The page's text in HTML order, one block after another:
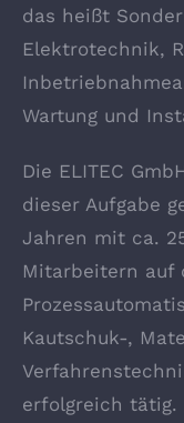
das heißt
Elektrotechnik,
Wartung und
Die ELITEC
dieser Aufgabe
Jahren mit ca.
Mitarbeitern auf
Kautschuk-,
erfolgreich tätig.